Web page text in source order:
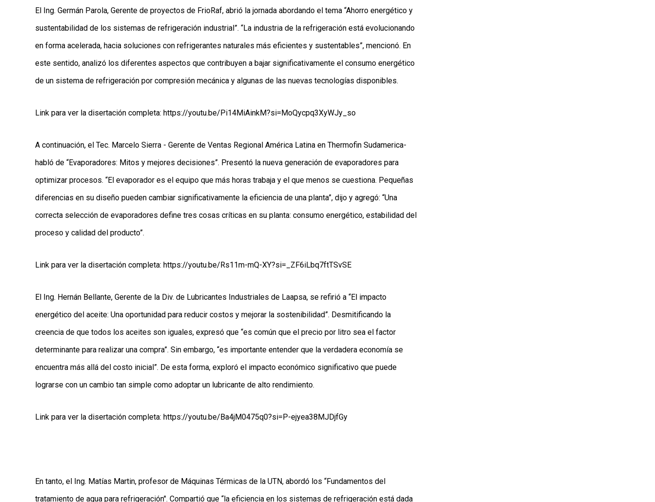
El Ing. Germán Parola, Gerente de proyectos de FrioRaf, abrió la jornada abordando el tema “Ahorro energético y
sustentabilidad de los sistemas de refrigeración industrial”. “La industria de la refrigeración está evolucionando
en forma acelerada, hacia soluciones con refrigerantes naturales más eficientes y sustentables”, mencionó. En
este sentido, analizó los diferentes aspectos que contribuyen a bajar significativamente el consumo energético
de un sistema de refrigeración por compresión mecánica y algunas de las nuevas tecnologías disponibles.
Link para ver la disertación completa: https://youtu.be/Pi14MiAinkM?si=MoQycpq3XyWJy_so
A continuación, el Tec. Marcelo Sierra - Gerente de Ventas Regional América Latina en Thermofin Sudamerica-
habló de “Evaporadores: Mitos y mejores decisiones”. Presentó la nueva generación de evaporadores para
optimizar procesos. “El evaporador es el equipo que más horas trabaja y el que menos se cuestiona. Pequeñas
diferencias en su diseño pueden cambiar significativamente la eficiencia de una planta”, dijo y agregó: “Una
correcta selección de evaporadores define tres cosas críticas en su planta: consumo energético, estabilidad del
proceso y calidad del producto”.
Link para ver la disertación completa: https://youtu.be/Rs11m-mQ-XY?si=_ZF6iLbq7ftTSvSE
El Ing. Hernán Bellante, Gerente de la Div. de Lubricantes Industriales de Laapsa, se refirió a “El impacto
energético del aceite: Una oportunidad para reducir costos y mejorar la sostenibilidad”. Desmitificando la
creencia de que todos los aceites son iguales, expresó que “es común que el precio por litro sea el factor
determinante para realizar una compra”. Sin embargo, “es importante entender que la verdadera economía se
encuentra más allá del costo inicial”. De esta forma, exploró el impacto económico significativo que puede
lograrse con un cambio tan simple como adoptar un lubricante de alto rendimiento.
Link para ver la disertación completa: https://youtu.be/Ba4jM0475q0?si=P-ejyea38MJDjfGy
En tanto, el Ing. Matías Martin, profesor de Máquinas Térmicas de la UTN, abordó los “Fundamentos del
tratamiento de agua para refrigeración". Compartió que “la eficiencia en los sistemas de refrigeración está dada